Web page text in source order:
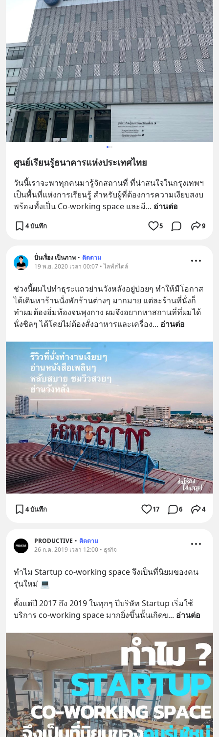
ศูนย์เรียนรู้ธนาคารแห่งประเทศไทย
วันนี้เราจะพาทุกคนมารู้จักสถานที่ ที่น่าสนใจในกรุงเทพฯ
เป็นพื้นที่แห่งการเรียนรู้ สำหรับผู้ที่ต้องการความเงียบสงบ
พร้อมทั้งเป็น Co-working space และมี... อ่านต่อ
4 บันทึก 5 9
ปั่นเรื่อง เป็นภาพ • ติดตาม
19 พ.ย. 2020 เวลา 00:07 • ไลฟ์สไตล์
ช่วงนี้ผมไปทำธุระแถวย่านวังหลังอยู่บ่อยๆ ทำให้มีโอกาส
ได้เดินหาร้านนั่งพักร้านต่างๆ มากมาย แต่ละร้านที่นั่งก็
ทำผมต้องอิ่มท้องจนพุงกาง ผมจึงอยากหาสถานที่ที่ผมได้
นั่งชิลๆ ได้โดยไม่ต้องสั่งอาหารและเครื่อง... อ่านต่อ
4 บันทึก 17 6 4
PRODUCTIVE • ติดตาม
26 ก.ค. 2019 เวลา 12:00 • ธุรกิจ
ทำไม Startup co-working space จึงเป็นที่นิยมของคน
รุ่นใหม่ 💻
ตั้งแต่ปี 2017 ถึง 2019 ในทุกๆ ปีบริษัท Startup เริ่มใช้
บริการ co-working space มากยิ่งขึ้นนั้นเกิดข... อ่านต่อ